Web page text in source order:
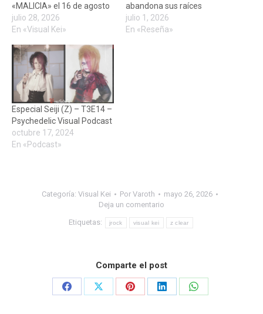
«MALICIA» el 16 de agosto
julio 28, 2026
En «Visual Kei»
abandona sus raíces
julio 1, 2026
En «Reseña»
Especial Seiji (Z) – T3E14 –
Psychedelic Visual Podcast
octubre 17, 2024
En «Podcast»
Categoría: Visual Kei Por Varoth
mayo 26, 2026
Deja un comentario
Etiquetas: jrock visual kei z clear
Comparte el post
Share
Share
Share
Share
Share